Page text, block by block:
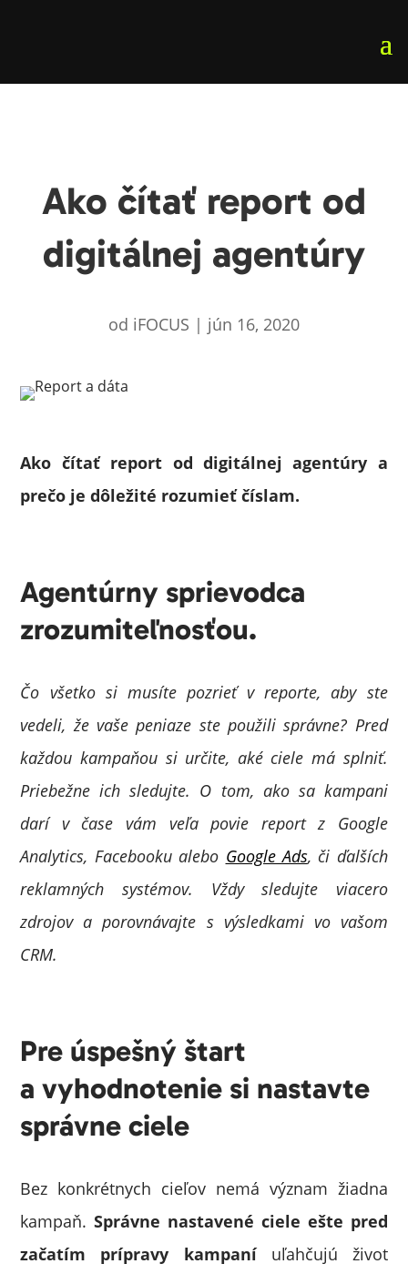
Ako čítať report od
digitálnej agentúry
od iFOCUS | jún 16, 2020
Ako čítať report od digitálnej agentúry a
prečo je dôležité rozumieť číslam.
Agentúrny sprievodca
zrozumiteľnosťou.
Čo všetko si musíte pozrieť v reporte, aby ste
vedeli, že vaše peniaze ste použili správne? Pred
každou kampaňou si určite, aké ciele má splniť.
Priebežne ich sledujte. O tom, ako sa kampani
darí v čase vám veľa povie report z Google
Analytics, Facebooku alebo Google Ads, či ďalších
reklamných systémov. Vždy sledujte viacero
zdrojov a porovnávajte s výsledkami vo vašom
CRM.
Pre úspešný štart
a vyhodnotenie si nastavte
správne ciele
Bez konkrétnych cieľov nemá význam žiadna
kampaň.Správne nastavené ciele ešte pred
začatím prípravy kampaníuľahčujú život